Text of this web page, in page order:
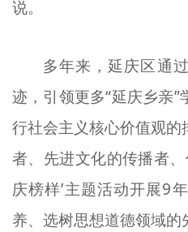
说。
多年来，延庆区通
迹，引领更多“延庆乡亲
行社会主义核心价值观
者、先进文化的传播者、
庆榜样’主题活动开展9
养、选树思想道德领域